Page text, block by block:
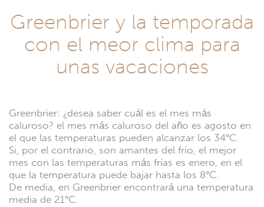
Greenbrier y la temporada
con el meor clima para
unas vacaciones
Greenbrier: ¿desea saber cuál es el mes más
caluroso? el mes más caluroso del año es agosto en
el que las temperaturas pueden alcanzar los 34°C.
Si, por el contrario, son amantes del frío, el mejor
mes con las temperaturas más frías es enero, en el
que la temperatura puede bajar hasta los 8°C.
De media, en Greenbrier encontrará una temperatura
media de 21°C.